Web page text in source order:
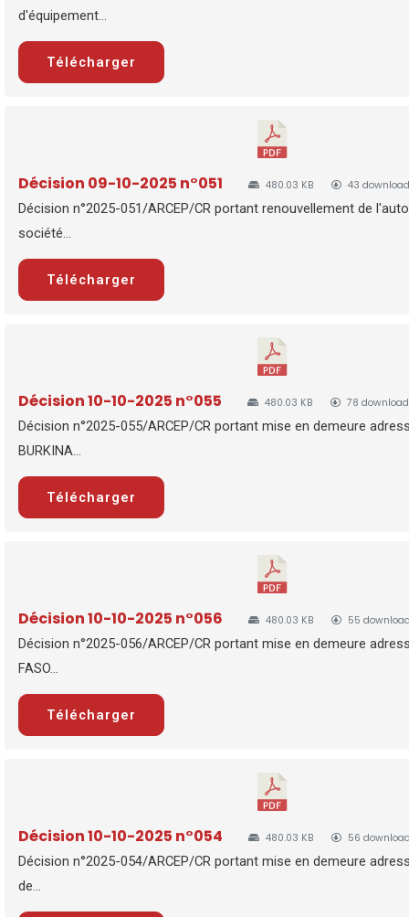
d'équipement...
Télécharger
Décision 09-10-2025 n°051 480.03 KB 43
Décision n°2025-051/ARCEP/CR portant renouvellement de
société...
Télécharger
Décision 10-10-2025 n°055 480.03 KB 78
Décision n°2025-055/ARCEP/CR portant mise en demeure
BURKINA...
Télécharger
Décision 10-10-2025 n°056 480.03 KB 55
Décision n°2025-056/ARCEP/CR portant mise en demeure
FASO...
Télécharger
Décision 10-10-2025 n°054 480.03 KB 56
Décision n°2025-054/ARCEP/CR portant mise en demeure
de...